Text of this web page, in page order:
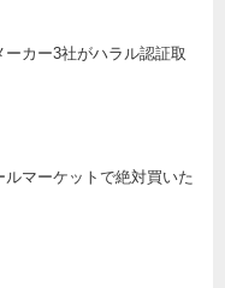
カー3社がハラル認証取
ルマーケットで絶対買いた